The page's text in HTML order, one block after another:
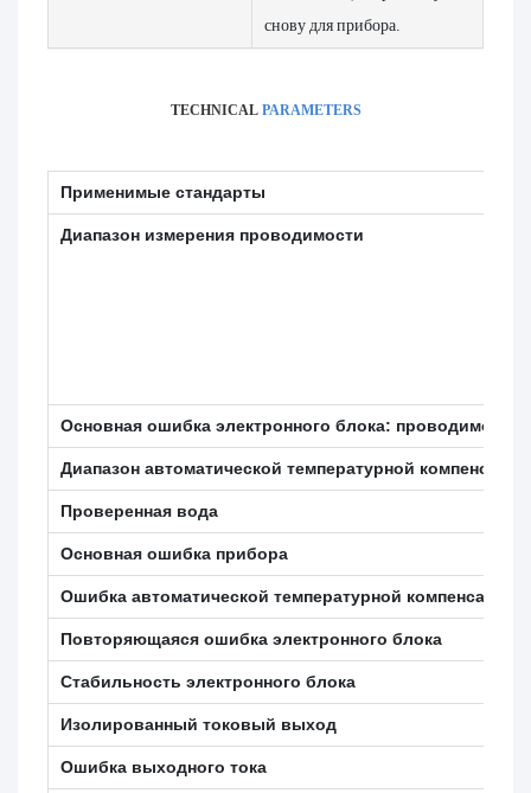
снову для прибора.
TECHNICAL PARAMETERS
Применимые стандарты
Диапазон измерения проводимости
Основная ошибка электронного блока: проводимость
Диапазон автоматической температурной компенсации
Проверенная вода
Основная ошибка прибора
Ошибка автоматической температурной компенсации
Повторяющаяся ошибка электронного блока
Стабильность электронного блока
Изолированный токовый выход
Ошибка выходного тока